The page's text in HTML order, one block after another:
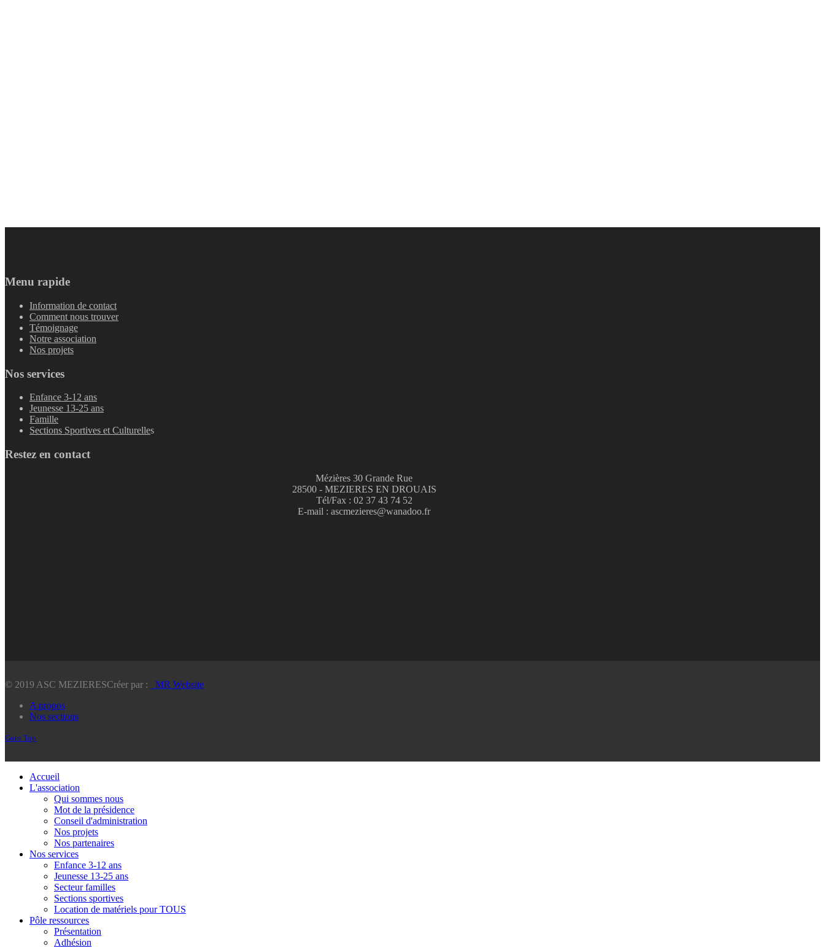
Menu rapide
Information de contact
Comment nous trouver
Témoignage
Notre association
Nos projets
Nos services
Enfance 3-12 ans
Jeunesse 13-25 ans
Famille
Sections Sportives et Culturelles
Restez en contact
Mézières 30 Grande Rue
28500 - MEZIERES EN DROUAIS
Tél/Fax : 02 37 43 74 52
E-mail : ascmezieres@wanadoo.fr
© 2019 ASC MEZIERESCréer par :
_MR Website
A propos
Nos sections
Goto Top
Accueil
L'association
Qui sommes nous
Mot de la présidence
Conseil d'administration
Nos projets
Nos partenaires
Nos services
Enfance 3-12 ans
Jeunesse 13-25 ans
Secteur familles
Sections sportives
Location de matériels pour TOUS
Pôle ressources
Présentation
Adhésion